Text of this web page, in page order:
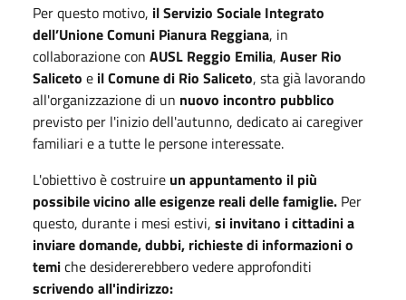
Per questo motivo, il Servizio Sociale Integrato
dell’Unione Comuni Pianura Reggiana, in
collaborazione con AUSL Reggio Emilia, Auser Rio
Saliceto e il Comune di Rio Saliceto, sta già lavorando
all'organizzazione di un nuovo incontro pubblico
previsto per l'inizio dell'autunno, dedicato ai caregiver
familiari e a tutte le persone interessate.
L'obiettivo è costruire un appuntamento il più
possibile vicino alle esigenze reali delle famiglie. Per
questo, durante i mesi estivi, si invitano i cittadini a
inviare domande, dubbi, richieste di informazioni o
temiche desidererebbero vedere approfonditi
scrivendo all'indirizzo: